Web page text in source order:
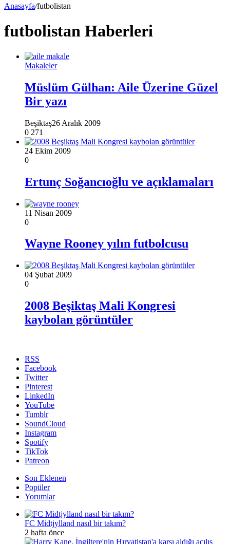
Anasayfa/futbolistan
futbolistan Haberleri
Makaleler
Müslüm Gülhan: Aile Üzerine Güzel
Bir yazı
Beşiktaş26 Aralık 2009
0 271
24 Ekim 2009
0
Ertunç Soğancıoğlu ve açıklamaları
11 Nisan 2009
0
Wayne Rooney yılın futbolcusu
04 Şubat 2009
0
2008 Beşiktaş Mali Kongresi
kaybolan görüntüler
RSS
Facebook
Twitter
Pinterest
LinkedIn
YouTube
Tumblr
SoundCloud
Instagram
Spotify
TikTok
Patreon
Son Eklenen
Popüler
Yorumlar
FC Midtjylland nasıl bir takım?
2 hafta önce